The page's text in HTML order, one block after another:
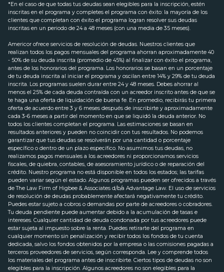
*En el caso de que todas tus deudas sean elegibles para la inscripción, estén
inscritas en el programa y completes el programa con éxito: la mayoría de los
clientes que completan con éxito el programa logran resolver sus deudas
inscritas en un periodo de 24 a 48 meses (con una media de 35 meses).
Americor ofrece servicios de resolución de deudas. Nuestros clientes que
realizan todos los pagos mensuales del programa ahorran aproximadamente 40
- 50% de su deuda inscrita (promedio de 45%) al finalizar con éxito el programa,
antes de los honorarios del programa. Los honorarios se basan en un porcentaje
de tu deuda inscrita al iniciar el programa y oscilan entre 14% y 29% de tu deuda
inscrita. Los programas suelen durar entre 24 y 48 meses. Debes ahorrar al
menos el 25% de cada deuda contraída con un acreedor inscrito antes de que se
te haga una oferta de liquidación de buena fe. En promedio, recibirás tu primera
oferta de acuerdo entre 3 y 6 meses después de inscribirte y aproximadamente
cada 3-6 meses a partir del momento en que se liquidó la deuda anterior. No
todos los clientes completan el programa. Las estimaciones se basan en
resultados anteriores y pueden no coincidir con tus resultados. No podemos
garantizar que tus deudas se resolverán por una cantidad o porcentaje
específico o dentro de un plazo específico. No asumimos tus deudas, no
realizamos pagos mensuales a los acreedores ni proporcionamos servicios
fiscales, de quiebra, contables, de asesoramiento jurídico o de reparación del
crédito. Nuestro programa no está disponible en todos los estados; las tarifas
pueden variar según el estado. Algunos programas pueden ser ofrecidos a través
de The Law Firm of Higbee & Associates d/b/a Advantage Law. El uso de servicios
de resolución de deudas probablemente afectará negativamente tu crédito.
Puedes estar sujeto a cobros o demandas por parte de acreedores o cobradores.
Tu deuda pendiente puede aumentar debido a la acumulación de tasas e
intereses. Cualquier cantidad de deuda condonada por tus acreedores puede
estar sujeta al impuesto sobre la renta. Puedes retirarte del programa en
cualquier momento sin penalización y recibir todos los fondos de tu cuenta
dedicada, salvo los fondos obtenidos por la empresa o las comisiones pagadas a
terceros proveedores de servicios, según corresponda. Lee y comprende todos
los materiales del programa antes de inscribirte. Ciertos tipos de deudas no son
elegibles para la inscripción. Algunos acreedores no son elegibles para la